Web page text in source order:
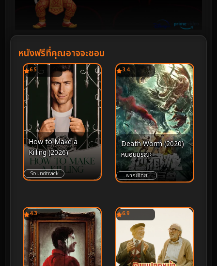
หนังฟรีที่คุณอาจจะชอบ
6.5
How to Make a
Killing (2026)
Soundtrack
3.4
Death Worm (2020)
หนอนมรณะ
พากย์ไทย
4.3 6.9